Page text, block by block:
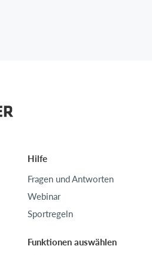
Hilfe
Fragen und Antworten
Webinar
Sportregeln
Funktionen auswählen